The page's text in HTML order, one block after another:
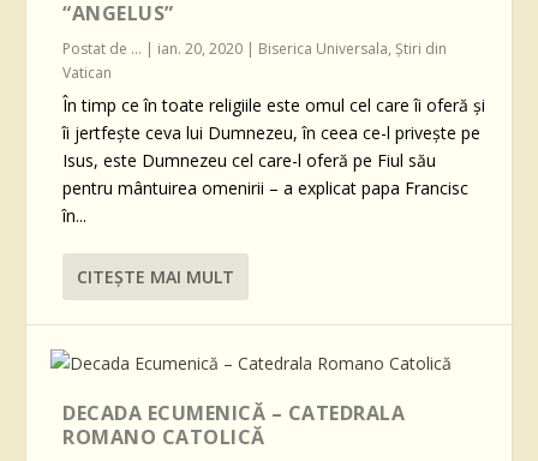
“ANGELUS”
Postat de ... | ian. 20, 2020 | Biserica Universala,Știri din
Vatican
În timp ce în toate religiile este omul cel care îi oferă şi
îi jertfeşte ceva lui Dumnezeu, în ceea ce-l priveşte pe
Isus, este Dumnezeu cel care-l oferă pe Fiul său
pentru mântuirea omenirii – a explicat papa Francisc
în...
CITEŞTE MAI MULT
DECADA ECUMENICĂ – CATEDRALA
ROMANO CATOLICĂ